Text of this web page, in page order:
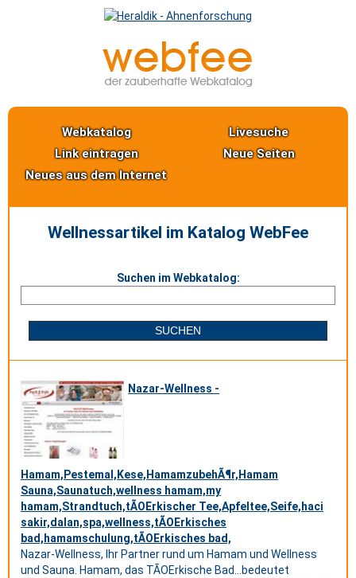
Webkatalog
Livesuche
Link eintragen
Neue Seiten
Neues aus dem Internet
Wellnessartikel im Katalog WebFee
Suchen im Webkatalog:
Nazar-Wellness -
Hamam,Pestemal,Kese,HamamzubehÃ¶r,Hamam
Sauna,Saunatuch,wellness hamam,my
hamam,Strandtuch,tÃOErkischer Tee,Apfeltee,Seife,haci
sakir,dalan,spa,wellness,tÃOErkisches
bad,hamamschulung,tÃOErkisches bad,
Nazar-Wellness, Ihr Partner rund um Hamam und Wellness
und Sauna. Hamam, das TÃOErkische Bad...bedeutet